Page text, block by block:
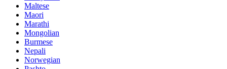
Maltese
Maori
Marathi
Mongolian
Burmese
Nepali
Norwegian